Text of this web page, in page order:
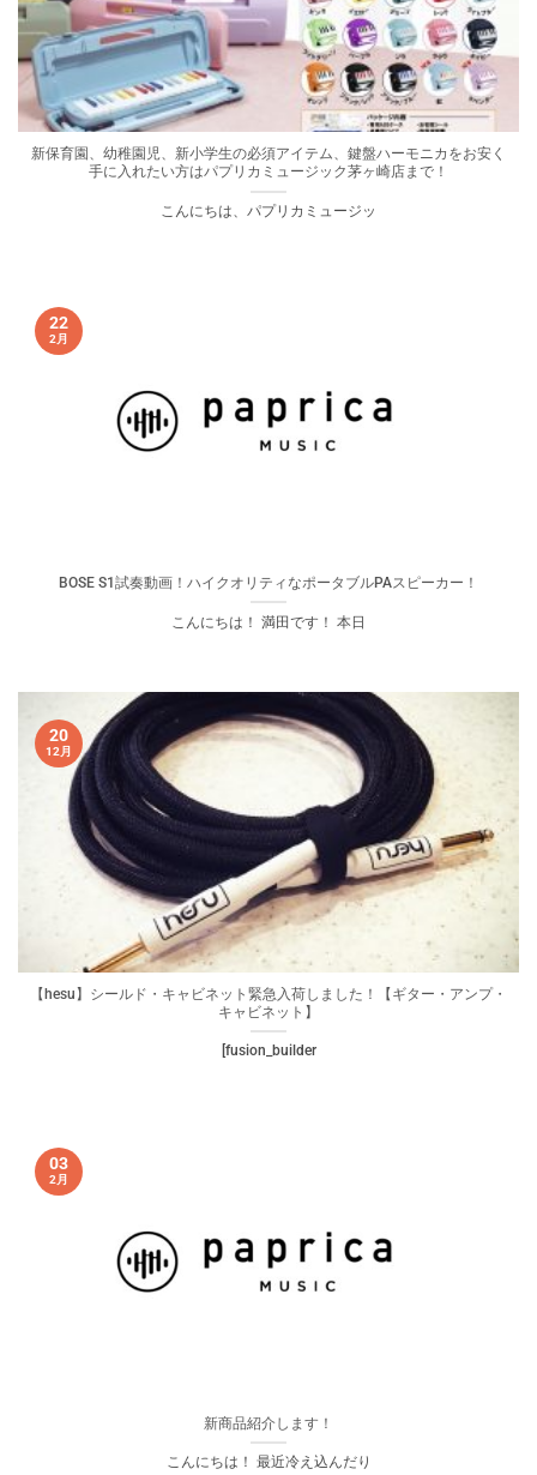
新保育園、幼稚園児、新小学生の必須アイテム、鍵盤ハーモニカをお安く
手に入れたい方はパプリカミュージック茅ヶ崎店まで！
こんにちは、パプリカミュージッ
BOSE S1試奏動画！ハイクオリティなポータブルPAスピーカー！
こんにちは！ 満田です！ 本日
22
2月
【hesu】シールド・キャビネット緊急入荷しました！【ギター・アンプ・
キャビネット】
[fusion_builder
20
12月
新商品紹介します！
こんにちは！ 最近冷え込んだり
03
2月